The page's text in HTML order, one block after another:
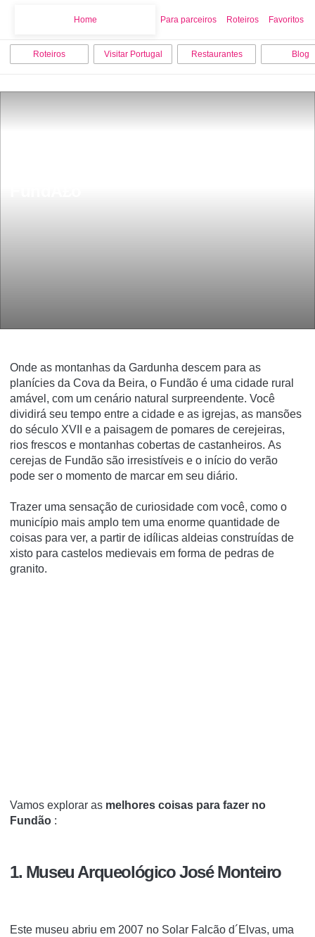
Home Para parceiros Roteiros Favoritos
Roteiros Visitar Portugal Restaurantes Blog
Onde as montanhas da Gardunha descem para as
planícies da Cova da Beira, o Fundão é uma cidade rural
amável, com um cenário natural surpreendente. Você
dividirá seu tempo entre a cidade e as igrejas, as mansões
do século XVII e a paisagem de pomares de cerejeiras,
rios frescos e montanhas cobertas de castanheiros. As
cerejas de Fundão são irresistíveis e o início do verão
pode ser o momento de marcar em seu diário.
Trazer uma sensação de curiosidade com você, como o
município mais amplo tem uma enorme quantidade de
coisas para ver, a partir de idílicas aldeias construídas de
xisto para castelos medievais em forma de pedras de
granito.
Vamos explorar as melhores coisas para fazer no
Fundão :
1. Museu Arqueológico José Monteiro
Este museu abriu em 2007 no Solar Falcão d´Elvas, uma